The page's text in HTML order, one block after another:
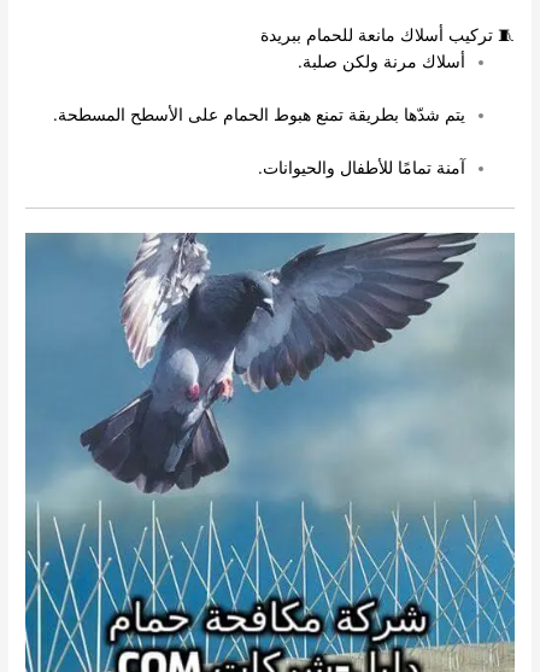
🧵 تركيب أسلاك مانعة للحمام ببريدة
أسلاك مرنة ولكن صلبة.
يتم شدّها بطريقة تمنع هبوط الحمام على الأسطح المسطحة.
آمنة تمامًا للأطفال والحيوانات.